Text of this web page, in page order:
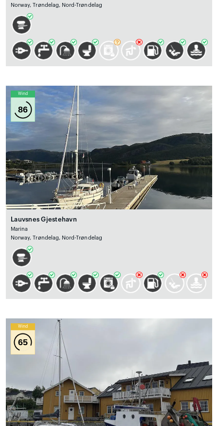
Norway, Trøndelag, Nord-Trøndelag
Wind
86
Lauvsnes Gjestehavn
Marina
Norway, Trøndelag, Nord-Trøndelag
Wind
65